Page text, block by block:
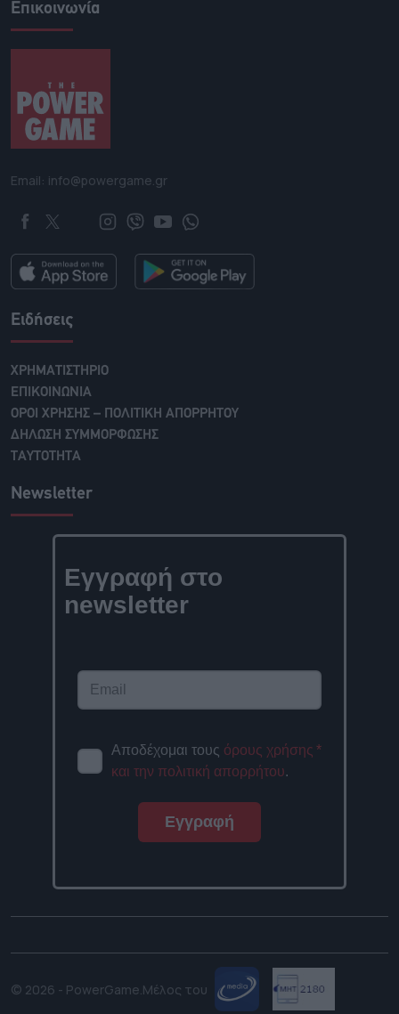
Επικοινωνία
Email: info@powergame.gr
Ειδήσεις
ΧΡΗΜΑΤΙΣΤΗΡΙΟ
ΕΠΙΚΟΙΝΩΝΙΑ
ΟΡΟΙ ΧΡΗΣΗΣ – ΠΟΛΙΤΙΚΗ ΑΠΟΡΡΗΤΟΥ
ΔΗΛΩΣΗ ΣΥΜΜΟΡΦΩΣΗΣ
ΤΑΥΤΟΤΗΤΑ
Newsletter
Εγγραφή στο
newsletter
Αποδέχομαι τους όρους χρήσης
και την πολιτική απορρήτου.
*
Εγγραφή
© 2026 - PowerGame.Μέλος του